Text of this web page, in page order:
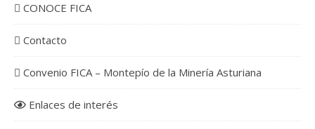
CONOCE FICA
Contacto
Convenio FICA – Montepío de la Minería Asturiana
Enlaces de interés